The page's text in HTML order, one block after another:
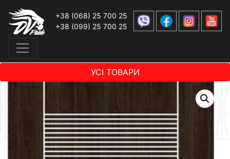
+38 (068) 25 700 25
+38 (099) 25 700 25
УСІ ТОВАРИ